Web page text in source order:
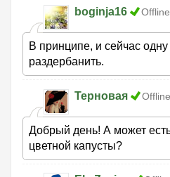
boginja16 Offline
В принципе, и сейчас
раздербанить.
Терновая Offline
Добрый день! А может
цветной капусты?